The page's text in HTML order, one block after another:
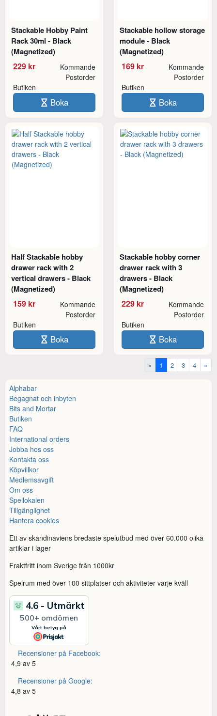
Stackable Hobby Paint
Rack 30ml - Black
(Magnetized)
229 kr Kommande
Butiken
Postorder
Boka
Stackable hollow storage
module - Black
(Magnetized)
169 kr Kommande
Butiken
Postorder
Boka
Half Stackable hobby
drawer rack with 2
vertical drawers - Black
(Magnetized)
159 kr Kommande
Butiken
Postorder
Boka
Stackable hobby corner
drawer rack with 3
drawers - Black
(Magnetized)
229 kr Kommande
Butiken
Postorder
Boka
« 1 2 3 4 »
Alphabar
Begagnat och inbyten
Bits and Mortar
Butiken
FAQ
International orders
Jobba hos oss
Kontakta oss
Köpvillkor
Medlemsavgift
Om oss
Spellokalen
Tillgänglighet
Hantera cookies
Ett av skandinaviens bredaste spelutbud med över 60.000 olika
artiklar i lager
Fraktfritt inom Sverige från 1000kr
Spelrum med över 100 sittplatser och aktiviteter varje kväll
Recensioner på Facebook:
4,9 av 5
Recensioner på Google:
4,8 av 5